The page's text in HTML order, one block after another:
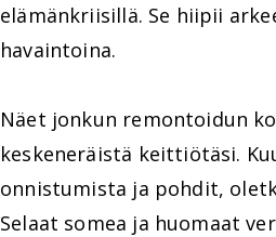
elämänkriisillä. Se hiipii
havaintoina.
Näet jonkun remontoidun
keskeneräistä keittiötäsi.
onnistumista ja pohdit,
Selaat somea ja huomaat